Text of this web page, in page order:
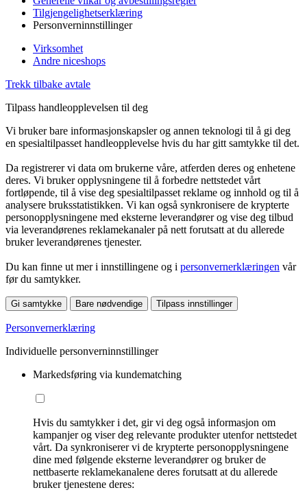
Tilgjengelighetserklæring
Personverninnstillinger
Virksomhet
Andre niceshops
Trekk tilbake avtale
Tilpass handleopplevelsen til deg
Vi bruker bare informasjonskapsler og annen teknologi til å gi deg
en spesialtilpasset handleopplevelse hvis du har gitt samtykke til det.
Da registrerer vi data om brukerne våre, atferden deres og enhetene
deres. Vi bruker opplysningene til å forbedre nettstedet vårt
fortløpende, til å vise deg spesialtilpasset reklame og innhold og til å
analysere bruksstatistikken. Vi kan også synkronisere de krypterte
personopplysningene med eksterne leverandører og vise deg tilbud
via leverandørenes reklamekanaler på nett forutsatt at du allerede
bruker leverandørenes tjenester.
Du kan finne ut mer i innstillingene og i personvernerklæringen vår
før du samtykker.
Gi samtykke Bare nødvendige Tilpass innstillinger
Personvernerklæring
Individuelle personverninnstillinger
Markedsføring via kundematching
Hvis du samtykker i det, gir vi deg også informasjon om
kampanjer og viser deg relevante produkter utenfor nettstedet
vårt. Da synkroniserer vi de krypterte personopplysningene
dine med følgende eksterne leverandører og bruker de
nettbaserte reklamekanalene deres forutsatt at du allerede
bruker tjenestene deres: